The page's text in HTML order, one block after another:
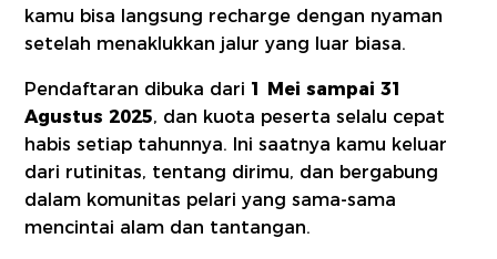
kamu bisa langsung recharge dengan nyaman
setelah menaklukkan jalur yang luar biasa.
Pendaftaran dibuka dari 1 Mei sampai 31
Agustus 2025, dan kuota peserta selalu cepat
habis setiap tahunnya. Ini saatnya kamu keluar
dari rutinitas, tentang dirimu, dan bergabung
dalam komunitas pelari yang sama-sama
mencintai alam dan tantangan.